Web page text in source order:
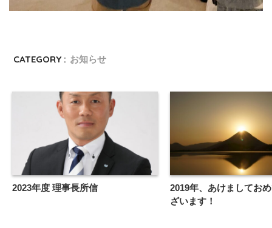
CATEGORY : お知らせ
2023年度 理事長所信
2019年、あけましてお
ざいます！